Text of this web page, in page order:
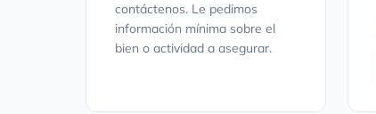
contáctenos. Le pedimos
información mínima sobre el
bien o actividad a asegurar.